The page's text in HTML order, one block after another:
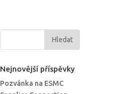
Nejnovější příspěvky
Pozvánka na ESMC